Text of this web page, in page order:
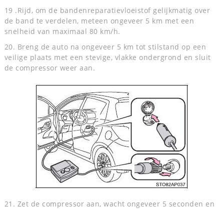
19 .Rijd, om de bandenreparatievloeistof gelijkmatig over
de band te verdelen, meteen ongeveer 5 km met een
snelheid van maximaal 80 km/h.
20. Breng de auto na ongeveer 5 km tot stilstand op een
veilige plaats met een stevige, vlakke ondergrond en sluit
de compressor weer aan.
21. Zet de compressor aan, wacht ongeveer 5 seconden en